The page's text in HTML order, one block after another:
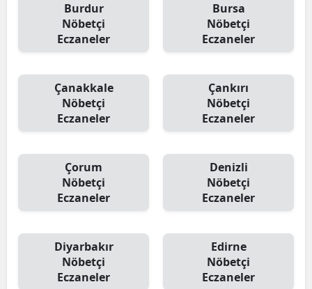
Burdur
Nöbetçi
Eczaneler
Bursa
Nöbetçi
Eczaneler
Çanakkale
Nöbetçi
Eczaneler
Çankırı
Nöbetçi
Eczaneler
Çorum
Nöbetçi
Eczaneler
Denizli
Nöbetçi
Eczaneler
Diyarbakır
Nöbetçi
Eczaneler
Edirne
Nöbetçi
Eczaneler